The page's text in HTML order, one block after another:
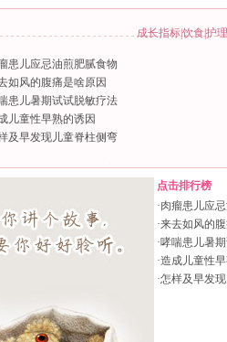
成长指标|饮食|护
患儿应忌油煎肥腻食物
如风的腹痛是啥原因
患儿暑期试试脱敏疗法
儿童性早熟的诱因
及早发现儿童脊柱侧弯
点击排行榜
·肉瘤患儿应
·来去如风的
·哮喘患儿暑
·造成儿童性
·怎样及早发